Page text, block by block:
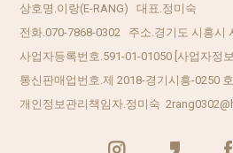
상호명.이랑(E-RANG) 대표.정미숙
전화.070-7868-0302 주소.경기도 시흥시
사업자등록번호.591-01-01050 [사업자정
통신판매업번호.제 2018-경기시흥-0250 호
개인정보관리책임자.정미숙